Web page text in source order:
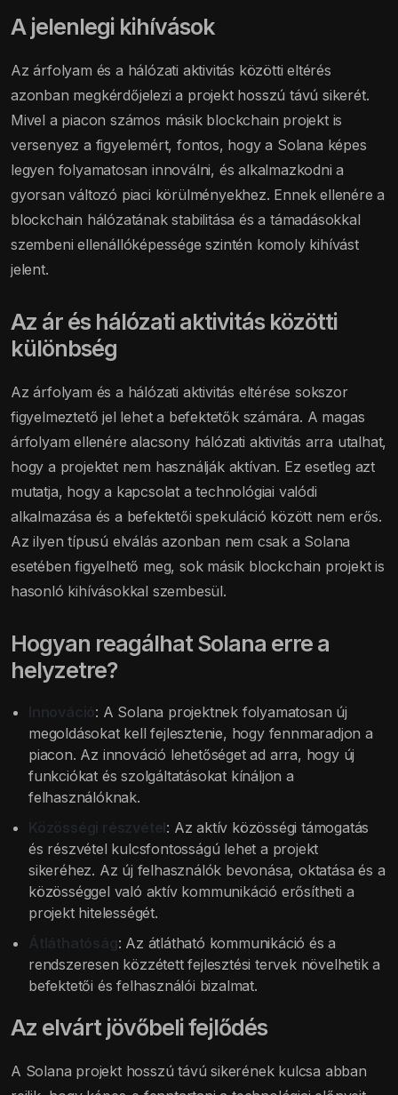
A jelenlegi kihívások
Az árfolyam és a hálózati aktivitás közötti eltérés
azonban megkérdőjelezi a projekt hosszú távú sikerét.
Mivel a piacon számos másik blockchain projekt is
versenyez a figyelemért, fontos, hogy a Solana képes
legyen folyamatosan innoválni, és alkalmazkodni a
gyorsan változó piaci körülményekhez. Ennek ellenére a
blockchain hálózatának stabilitása és a támadásokkal
szembeni ellenállóképessége szintén komoly kihívást
jelent.
Az ár és hálózati aktivitás közötti
különbség
Az árfolyam és a hálózati aktivitás eltérése sokszor
figyelmeztető jel lehet a befektetők számára. A magas
árfolyam ellenére alacsony hálózati aktivitás arra utalhat,
hogy a projektet nem használják aktívan. Ez esetleg azt
mutatja, hogy a kapcsolat a technológiai valódi
alkalmazása és a befektetői spekuláció között nem erős.
Az ilyen típusú elválás azonban nem csak a Solana
esetében figyelhető meg, sok másik blockchain projekt is
hasonló kihívásokkal szembesül.
Hogyan reagálhat Solana erre a
helyzetre?
Innováció: A Solana projektnek folyamatosan új
megoldásokat kell fejlesztenie, hogy fennmaradjon a
piacon. Az innováció lehetőséget ad arra, hogy új
funkciókat és szolgáltatásokat kínáljon a
felhasználóknak.
Közösségi részvétel: Az aktív közösségi támogatás
és részvétel kulcsfontosságú lehet a projekt
sikeréhez. Az új felhasználók bevonása, oktatása és a
közösséggel való aktív kommunikáció erősítheti a
projekt hitelességét.
Átláthatóság: Az átlátható kommunikáció és a
rendszeresen közzétett fejlesztési tervek növelhetik a
befektetői és felhasználói bizalmat.
Az elvárt jövőbeli fejlődés
A Solana projekt hosszú távú sikerének kulcsa abban